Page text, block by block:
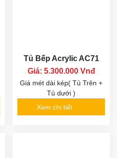
Tủ Bếp Acrylic AC71
Giá: 5.300.000 Vnđ
Giá mét dài kép( Tủ Trên +
Tủ dưới )
Xem chi tiết